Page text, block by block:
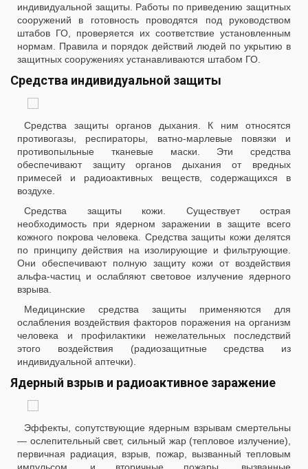
индивидуальной защиты. Работы по приведению защитных
сооружений в готовность проводятся под руководством
штабов ГО, проверяется их соответствие установленным
нормам. Правила и порядок действий людей по укрытию в
защитных сооружениях устанавливаются штабом ГО.
Средства индивидуальной защиты
Средства защиты органов дыхания. К ним относятся
противогазы, респираторы, ватно-марлевые повязки и
противопыльные тканевые маски. Эти средства
обеспечивают защиту органов дыхания от вредных
примесей и радиоактивных веществ, содержащихся в
воздухе.
Средства защиты кожи. Существует острая
необходимость при ядерном заражении в защите всего
кожного покрова человека. Средства защиты кожи делятся
по принципу действия на изолирующие и фильтрующие.
Они обеспечивают полную защиту кожи от воздействия
альфа-частиц и ослабляют световое излучение ядерного
взрыва.
Медицинские средства защиты применяются для
ослабления воздействия факторов поражения на организм
человека и профилактики нежелательных последствий
этого воздействия (радиозащитные средства из
индивидуальной аптечки).
Ядерный взрыв и радиоактивное заражение
Эффекты, сопутствующие ядерным взрывам смертельны
— ослепительный свет, сильный жар (тепловое излучение),
первичная радиация, взрыв, пожар, вызванный тепловым